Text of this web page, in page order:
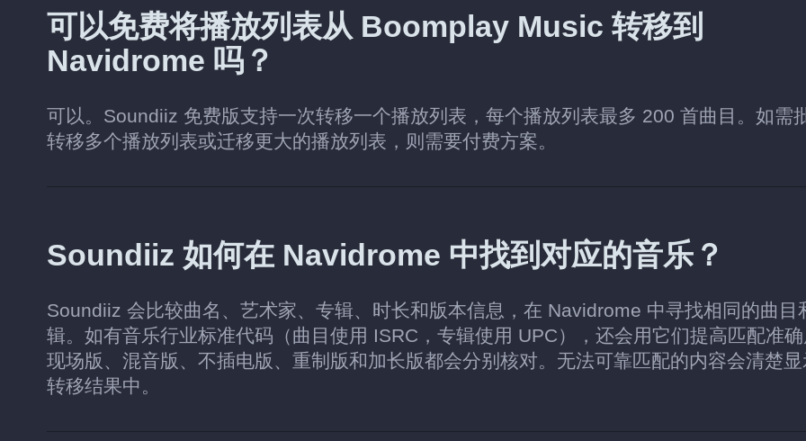
可以免费将播放列表从 Boomplay Music 转移到
Navidrome 吗？
可以。Soundiiz 免费版支持一次转移一个播放列表，每个播放列表最多 200 首曲目。如需
转移多个播放列表或迁移更大的播放列表，则需要付费方案。
Soundiiz 如何在 Navidrome 中找到对应的音乐？
Soundiiz 会比较曲名、艺术家、专辑、时长和版本信息，在 Navidrome 中寻找相同的曲目
辑。如有音乐行业标准代码（曲目使用 ISRC，专辑使用 UPC），还会用它们提高匹配准
现场版、混音版、不插电版、重制版和加长版都会分别核对。无法可靠匹配的内容会清楚
转移结果中。